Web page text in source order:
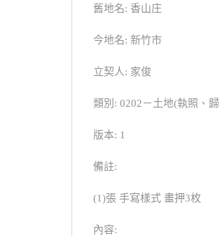
舊地名: 香山庄
今地名: 新竹市
立契人: 家俊
類別: 0202－土地(執照、
版本: 1
備註:
(1)張 手寫樣式 畫押3枚
內容: